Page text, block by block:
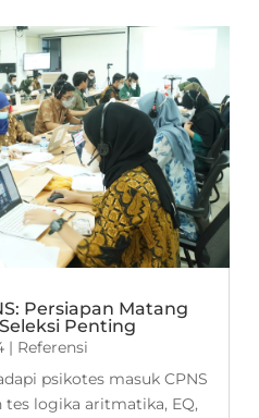
Persiapan Matang
Penting
| Referensi
psikotes masuk CPNS
logika aritmatika, EQ,